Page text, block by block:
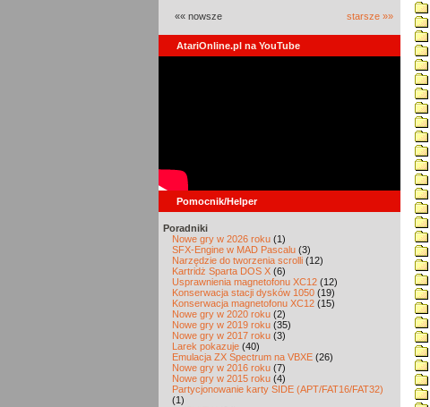
«« nowsze starsze »»
AtariOnline.pl na YouTube
Pomocnik/Helper
Poradniki
Nowe gry w 2026 roku (1)
SFX-Engine w MAD Pascalu (3)
Narzędzie do tworzenia scrolli (12)
Kartridż Sparta DOS X (6)
Usprawnienia magnetofonu XC12 (12)
Konserwacja stacji dysków 1050 (19)
Konserwacja magnetofonu XC12 (15)
Nowe gry w 2020 roku (2)
Nowe gry w 2019 roku (35)
Nowe gry w 2017 roku (3)
Larek pokazuje (40)
Emulacja ZX Spectrum na VBXE (26)
Nowe gry w 2016 roku (7)
Nowe gry w 2015 roku (4)
Partycjonowanie karty SIDE (APT/FAT16/FAT32)
(1)